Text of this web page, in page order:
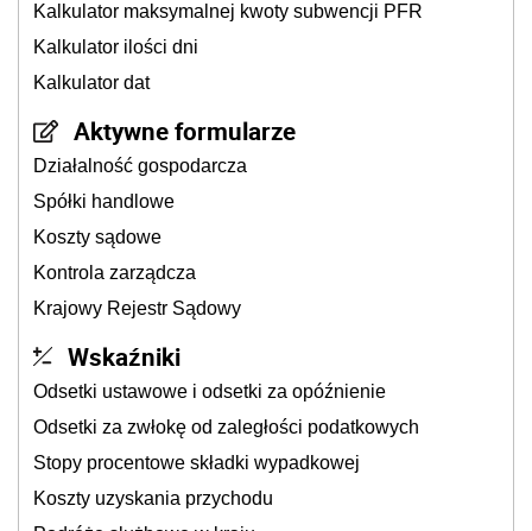
Kalkulator maksymalnej kwoty subwencji PFR
Kalkulator ilości dni
Kalkulator dat
Aktywne formularze
Działalność gospodarcza
Spółki handlowe
Koszty sądowe
Kontrola zarządcza
Krajowy Rejestr Sądowy
Wskaźniki
Odsetki ustawowe i odsetki za opóźnienie
Odsetki za zwłokę od zaległości podatkowych
Stopy procentowe składki wypadkowej
Koszty uzyskania przychodu